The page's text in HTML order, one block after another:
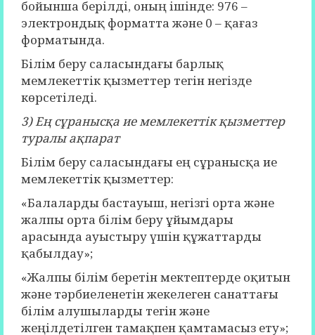
бойынша берілді, оның ішінде: 976 –
электрондық форматта және 0 – қағаз
форматында.
Білім беру саласындағы барлық
мемлекеттік қызметтер тегін негізде
көрсетіледі.
3) Ең сұранысқа ие мемлекеттік қызметтер
туралы ақпарат
Білім беру саласындағы ең сұранысқа ие
мемлекеттік қызметтер:
«Балаларды бастауыш, негізгі орта және
жалпы орта білім беру ұйымдары
арасында ауыстыру үшін құжаттарды
қабылдау»;
«Жалпы білім беретін мектептерде оқитын
және тәрбиеленетін жекелеген санаттағы
білім алушыларды тегін және
жеңілдетілген тамақпен қамтамасыз ету»;